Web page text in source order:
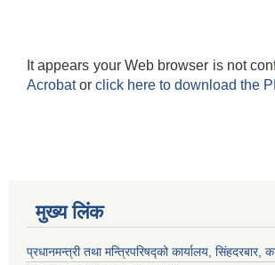
It appears your Web browser is not
Acrobator click here to download the
मुख्य लिंक
प्रधानमन्त्री तथा मन्त्रिपरिषद्को कार्यालय, सिंहदरबार,